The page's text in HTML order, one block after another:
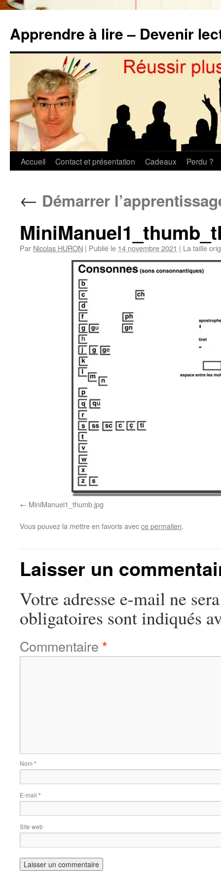
contenu
Apprendre à lire – Devenir
Accueil Contact et présentation Cadeaux Perdu ?
← Démarrer
Par Nicolas HURON | Publié le 14 novembre 2021 | La taille
MiniManuel1_thumb.jpg
Vous pouvez la mettre en favoris avecce permalien.
Laisser un
Votre adresse e-mail ne
obligatoires sont indiqués
Commentaire *
Nom *
E-mail *
Site web